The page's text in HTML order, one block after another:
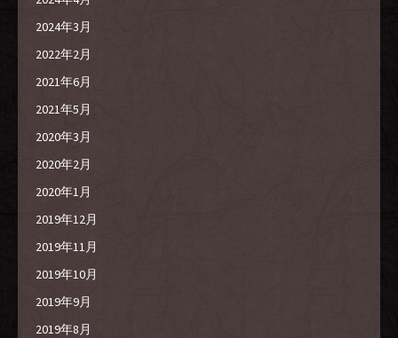
2024年3月
2022年2月
2021年6月
2021年5月
2020年3月
2020年2月
2020年1月
2019年12月
2019年11月
2019年10月
2019年9月
2019年8月